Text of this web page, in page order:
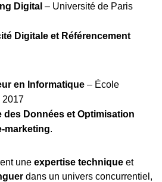
Digital – Université de Paris
Digitale et Référencement
en Informatique– École
2017
des Données et Optimisation
marketing.
une expertise technique et
dans un univers concurrentiel,